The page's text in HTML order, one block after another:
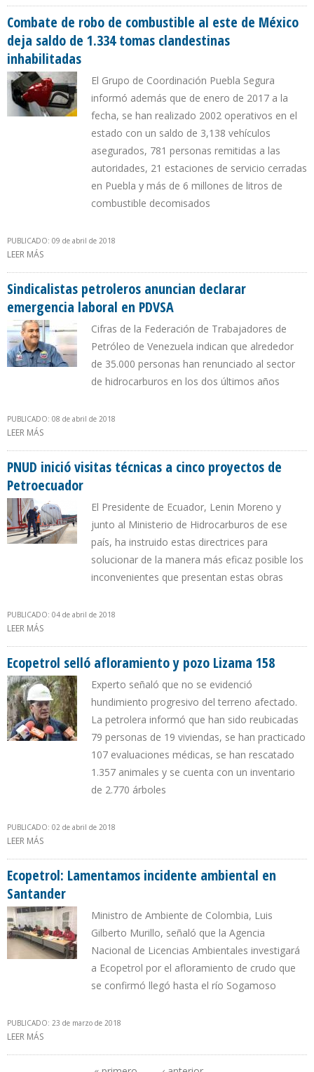
Combate de robo de combustible al este de México
deja saldo de 1.334 tomas clandestinas
inhabilitadas
El Grupo de Coordinación Puebla Segura
informó además que de enero de 2017 a la
fecha, se han realizado 2002 operativos en el
estado con un saldo de 3,138 vehículos
asegurados, 781 personas remitidas a las
autoridades, 21 estaciones de servicio cerradas
en Puebla y más de 6 millones de litros de
combustible decomisados
PUBLICADO: 09 de abril de 2018
LEER MÁS
Sindicalistas petroleros anuncian declarar
emergencia laboral en PDVSA
Cifras de la Federación de Trabajadores de
Petróleo de Venezuela indican que alrededor
de 35.000 personas han renunciado al sector
de hidrocarburos en los dos últimos años
PUBLICADO: 08 de abril de 2018
LEER MÁS
PNUD inició visitas técnicas a cinco proyectos de
Petroecuador
El Presidente de Ecuador, Lenin Moreno y
junto al Ministerio de Hidrocarburos de ese
país, ha instruido estas directrices para
solucionar de la manera más eficaz posible los
inconvenientes que presentan estas obras
PUBLICADO: 04 de abril de 2018
LEER MÁS
Ecopetrol selló afloramiento y pozo Lizama 158
Experto señaló que no se evidenció
hundimiento progresivo del terreno afectado.
La petrolera informó que han sido reubicadas
79 personas de 19 viviendas, se han practicado
107 evaluaciones médicas, se han rescatado
1.357 animales y se cuenta con un inventario
de 2.770 árboles
PUBLICADO: 02 de abril de 2018
LEER MÁS
Ecopetrol: Lamentamos incidente ambiental en
Santander
Ministro de Ambiente de Colombia, Luis
Gilberto Murillo, señaló que la Agencia
Nacional de Licencias Ambientales investigará
a Ecopetrol por el afloramiento de crudo que
se confirmó llegó hasta el río Sogamoso
PUBLICADO: 23 de marzo de 2018
LEER MÁS